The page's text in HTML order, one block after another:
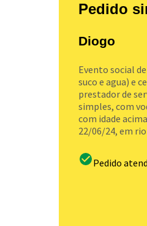
Pedido
Diogo
Evento social
suco e agua) e
prestador de
simples, com
com idade
22/06/24, em
Pedido